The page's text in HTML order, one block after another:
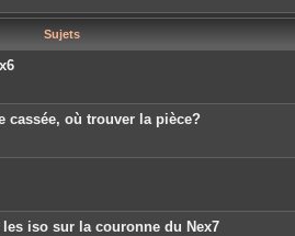
n
Sujets
cassée, où trouver la pièce?
iso sur la couronne du Nex7